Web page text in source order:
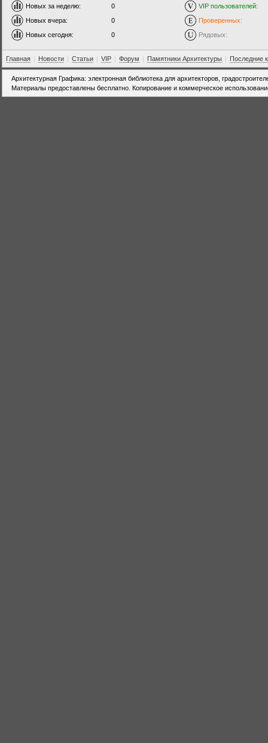
Новых за неделю:
0
Новых вчера:
0
Новых сегодня:
0
VIP пользователей:
Проверенных:
Рядовых:
Главная | Новости | Статьи | VIP | Форум | Памятники Архитектуры | Последние
Архитектурная Графика: электронная библиотека для архитекторов,
Материалы предоставлены бесплатно. Копирование и коммерческое